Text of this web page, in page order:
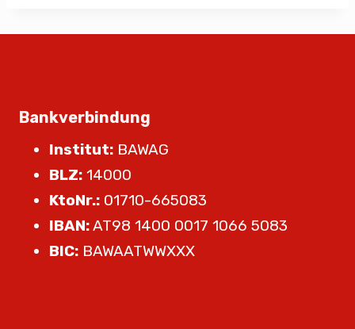
Bankverbindung
Institut: BAWAG
BLZ: 14000
KtoNr.: 01710-665083
IBAN:AT98 1400 0017 1066 5083
BIC: BAWAATWWXXX